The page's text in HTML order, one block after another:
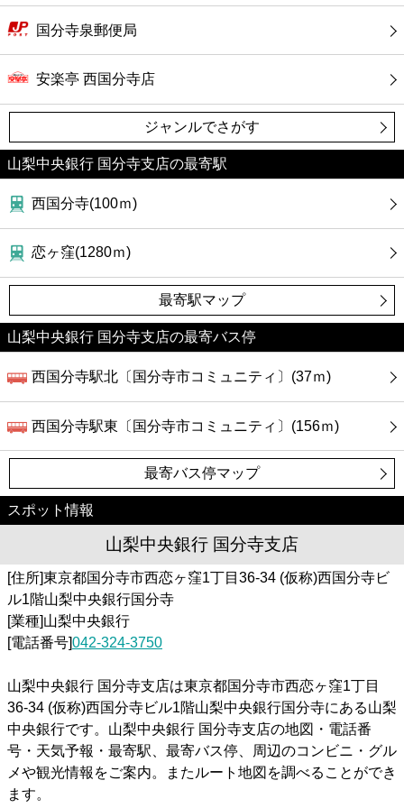
国分寺泉郵便局
安楽亭 西国分寺店
ジャンルでさがす
山梨中央銀行 国分寺支店の最寄駅
西国分寺(100ｍ)
恋ヶ窪(1280ｍ)
最寄駅マップ
山梨中央銀行 国分寺支店の最寄バス停
西国分寺駅北〔国分寺市コミュニティ〕(37ｍ)
西国分寺駅東〔国分寺市コミュニティ〕(156ｍ)
最寄バス停マップ
スポット情報
山梨中央銀行 国分寺支店
[住所]東京都国分寺市西恋ヶ窪1丁目36-34 (仮称)西国分寺ビ
ル1階山梨中央銀行国分寺
[業種]山梨中央銀行
[電話番号]042-324-3750
山梨中央銀行 国分寺支店は東京都国分寺市西恋ヶ窪1丁目
36-34 (仮称)西国分寺ビル1階山梨中央銀行国分寺にある山梨
中央銀行です。山梨中央銀行 国分寺支店の地図・電話番
号・天気予報・最寄駅、最寄バス停、周辺のコンビニ・グル
メや観光情報をご案内。またルート地図を調べることができ
ます。